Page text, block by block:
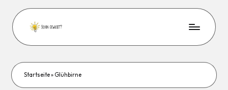
Startseite» Glühbirne